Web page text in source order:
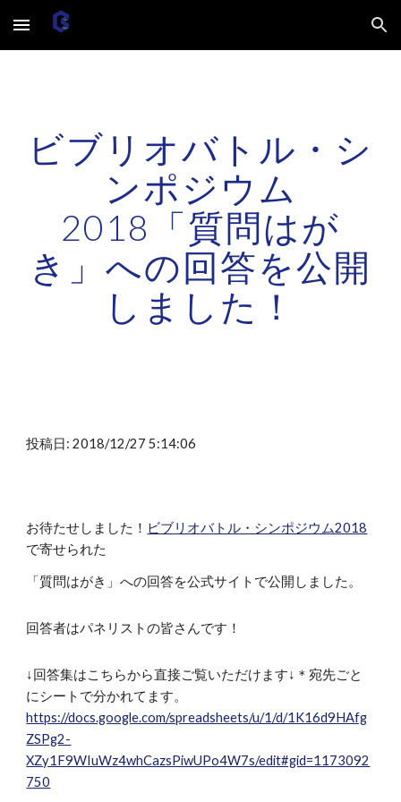
Skip to main content Skip to navigation
ビブリオバトル・シ
ンポジウム
2018「質問はが
き」への回答を公開
しました！
投稿日: 2018/12/27 5:14:06
お待たせしました！ ビブリオバトル・シンポジウム2018
で寄せられた
「質問はがき」への回答を公式サイトで公開しました。
回答者はパネリストの皆さんです！
↓回答集はこちらから直接ご覧いただけます↓＊宛先ごと
にシートで分かれてます。
https://docs.google.com/spreadsheets/u/1/d/1K16d9HAfg
ZSPg2-
XZy1F9WIuWz4whCazsPiwUPo4W7s/edit#gid=1173092
750